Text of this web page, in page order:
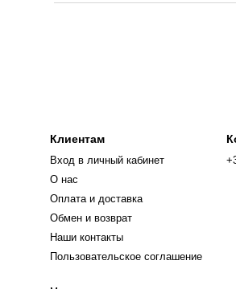
Клиентам
Вход в личный кабинет
О нас
Оплата и доставка
Обмен и возврат
Наши контакты
Пользовательское соглашение